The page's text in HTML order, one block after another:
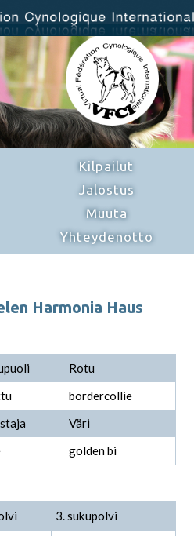
Kilpailut
Jalostus
Muuta
Yhteydenotto
Harmonia Haus
Rotu
bordercollie
Väri
golden bi
3. sukupolvi